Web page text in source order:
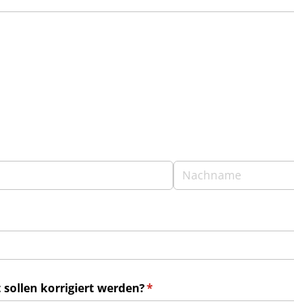
korrigiert werden?*
(erforderlich)